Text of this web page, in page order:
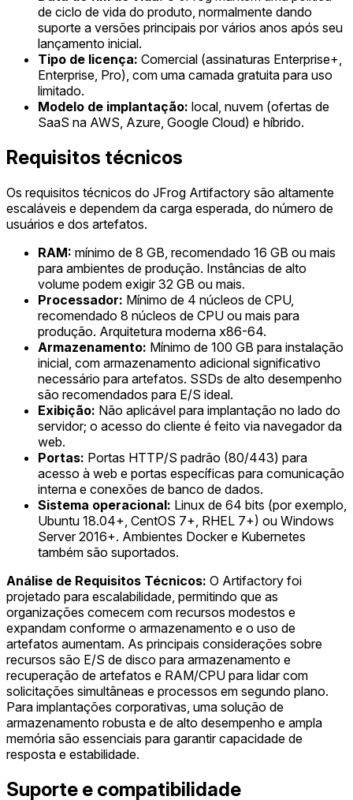
de ciclo de vida do produto, normalmente dando
suporte a versões principais por vários anos após seu
lançamento inicial.
Tipo de licença: Comercial (assinaturas Enterprise+,
Enterprise, Pro), com uma camada gratuita para uso
limitado.
Modelo de implantação: local, nuvem (ofertas de
SaaS na AWS, Azure, Google Cloud) e híbrido.
Requisitos técnicos
Os requisitos técnicos do JFrog Artifactory são altamente
escaláveis e dependem da carga esperada, do número de
usuários e dos artefatos.
RAM: mínimo de 8 GB, recomendado 16 GB ou mais
para ambientes de produção. Instâncias de alto
volume podem exigir 32 GB ou mais.
Processador: Mínimo de 4 núcleos de CPU,
recomendado 8 núcleos de CPU ou mais para
produção. Arquitetura moderna x86-64.
Armazenamento: Mínimo de 100 GB para instalação
inicial, com armazenamento adicional significativo
necessário para artefatos. SSDs de alto desempenho
são recomendados para E/S ideal.
Exibição: Não aplicável para implantação no lado do
servidor; o acesso do cliente é feito via navegador da
web.
Portas: Portas HTTP/S padrão (80/443) para
acesso à web e portas específicas para comunicação
interna e conexões de banco de dados.
Sistema operacional: Linux de 64 bits (por exemplo,
Ubuntu 18.04+, CentOS 7+, RHEL 7+) ou Windows
Server 2016+. Ambientes Docker e Kubernetes
também são suportados.
Análise de Requisitos Técnicos: O Artifactory foi
projetado para escalabilidade, permitindo que as
organizações comecem com recursos modestos e
expandam conforme o armazenamento e o uso de
artefatos aumentam. As principais considerações sobre
recursos são E/S de disco para armazenamento e
recuperação de artefatos e RAM/CPU para lidar com
solicitações simultâneas e processos em segundo plano.
Para implantações corporativas, uma solução de
armazenamento robusta e de alto desempenho e ampla
memória são essenciais para garantir capacidade de
resposta e estabilidade.
Suporte e compatibilidade